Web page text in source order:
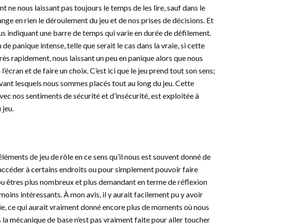
nous laissant pas toujours le temps de les lire, sauf dans le
en rien le déroulement du jeu et de nos prises de décisions. Et
indiquant une barre de temps qui varie en durée de défilement.
panique intense, telle que serait le cas dans la vraie, si cette
rapidement, nous laissant un peu en panique alors que nous
et de faire un choix. C’est ici que le jeu prend tout son sens;
lesquels nous sommes placés tout au long du jeu. Cette
nos sentiments de sécurité et d’insécurité, est exploitée à
jeu.
de jeu de rôle en ce sens qu’il nous est souvent donné de
à certains endroits ou pour simplement pouvoir faire
êtres plus nombreux et plus demandant en terme de réflexion
intéressants. À mon avis, il y aurait facilement pu y avoir
ce qui aurait vraiment donné encore plus de moments où nous
mécanique de base n’est pas vraiment faite pour aller toucher